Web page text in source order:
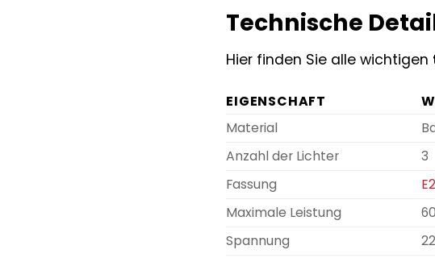
Technische
Hier finden Sie alle wichtigen
EIGENSCHAFT
Material
Anzahl der Lichter
3
Fassung
Maximale Leistung
Spannung